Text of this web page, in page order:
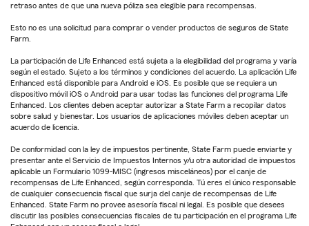
retraso antes de que una nueva póliza sea elegible para recompensas.
Esto no es una solicitud para comprar o vender productos de seguros de State
Farm.
La participación de Life Enhanced está sujeta a la elegibilidad del programa y varía
según el estado. Sujeto a los términos y condiciones del acuerdo. La aplicación Life
Enhanced está disponible para Android e iOS. Es posible que se requiera un
dispositivo móvil iOS o Android para usar todas las funciones del programa Life
Enhanced. Los clientes deben aceptar autorizar a State Farm a recopilar datos
sobre salud y bienestar. Los usuarios de aplicaciones móviles deben aceptar un
acuerdo de licencia.
De conformidad con la ley de impuestos pertinente, State Farm puede enviarte y
presentar ante el Servicio de Impuestos Internos y/u otra autoridad de impuestos
aplicable un Formulario 1099-MISC (ingresos misceláneos) por el canje de
recompensas de Life Enhanced, según corresponda. Tú eres el único responsable
de cualquier consecuencia fiscal que surja del canje de recompensas de Life
Enhanced. State Farm no provee asesoría fiscal ni legal. Es posible que desees
discutir las posibles consecuencias fiscales de tu participación en el programa Life